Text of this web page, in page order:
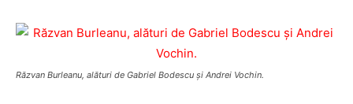
Răzvan Burleanu, alături de Gabriel Bodescu şi Andrei Vochin.